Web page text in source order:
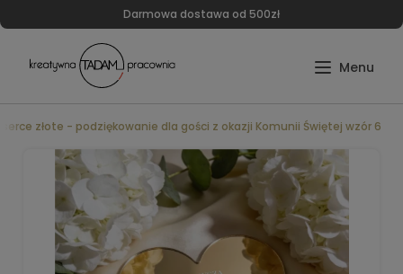
Darmowa dostawa od 500zł
złote - podziękowanie dla gości z okazji Komunii Świętej wzór 6